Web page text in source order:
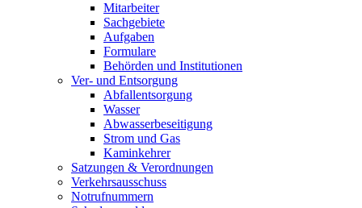
Mitarbeiter
Sachgebiete
Aufgaben
Formulare
Behörden und Institutionen
Ver- und Entsorgung
Abfallentsorgung
Wasser
Abwasserbeseitigung
Strom und Gas
Kaminkehrer
Satzungen & Verordnungen
Verkehrsausschuss
Notrufnummern